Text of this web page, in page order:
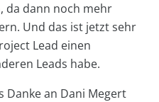
da dann noch mehr
Und das ist jetzt sehr
Lead einen
Leads habe.
Danke an Dani Megert